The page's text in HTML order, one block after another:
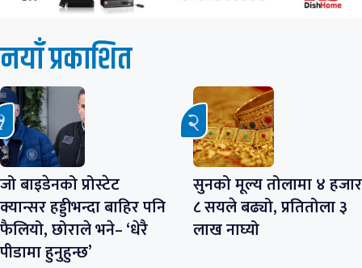
नयाँ प्रकाशित
जो बाइडेनको प्रोस्टेट
क्यान्सर हड्डीभन्दा बाहिर पनि
फैलियो, छोराले भने– ‘धेरै
पीडामा हुनुहुन्छ’
सुनको मूल्य तोलामा ४ हजार
८ सयले बढ्यो, प्रतितोला ३
लाख नाघ्यो